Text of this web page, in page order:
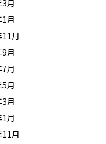
月
月
月
月
月
月
月
月
月